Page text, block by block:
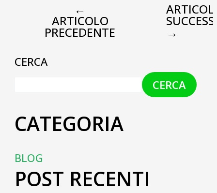
←
ARTICOLO
PRECEDENTE →
CERCA
CERCA
CATEGORIA
BLOG
POST RECENTI